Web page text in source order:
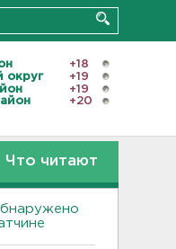
+18
округ
+19
+19
+20
Что читают